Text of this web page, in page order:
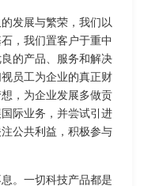
发展与繁荣，我们以
，我们置客户于重中
的产品、服务和解决
员工为企业的真正财
，为企业发展多做贡
际业务，并尝试引进
公共利益，积极参与
。一切科技产品都是